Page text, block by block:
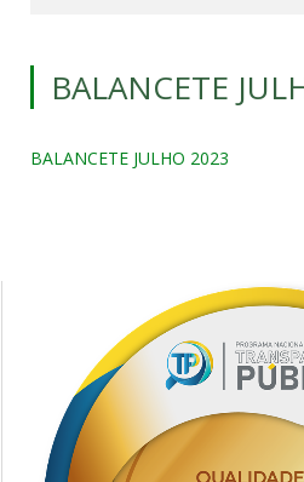
BALANCETE
BALANCETE JULHO 2023